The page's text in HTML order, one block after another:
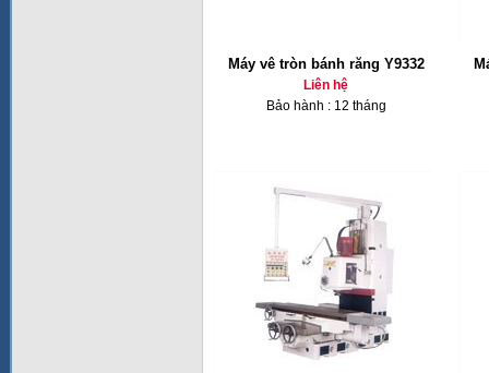
Máy vê tròn bánh răng Y9332
Liên hệ
Bảo hành : 12 tháng